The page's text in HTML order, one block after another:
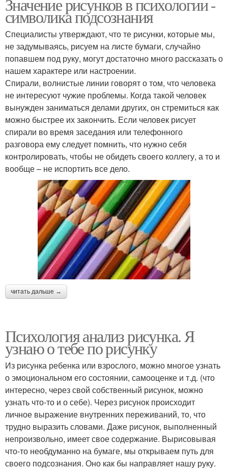
Значение рисунков в психологии -
символика подсознания
Специалисты утверждают, что те рисунки, которые мы,
не задумываясь, рисуем на листе бумаги, случайно
попавшем под руку, могут достаточно много рассказать о
нашем характере или настроении.
Спирали, волнистые линии говорят о том, что человека
не интересуют чужие проблемы. Когда такой человек
вынужден заниматься делами других, он стремиться как
можно быстрее их закончить. Если человек рисует
спирали во время заседания или телефонного
разговора ему следует помнить, что нужно себя
контролировать, чтобы не обидеть своего коллегу, а то и
вообще – не испортить все дело.
читать дальше →
Психология анализ рисунка. Я
узнаю о тебе по рисунку
Из рисунка ребенка или взрослого, можно многое узнать
о эмоциональном его состоянии, самооценке и т.д. (что
интересно, через свой собственный рисунок, можно
узнать что-то и о себе). Через рисунок происходит
личное выражение внутренних переживаний, то, что
трудно выразить словами. Даже рисунок, выполненный
непроизвольно, имеет свое содержание. Вырисовывая
что-то необдуманно на бумаге, мы открываем путь для
своего подсознания. Оно как бы направляет нашу руку.